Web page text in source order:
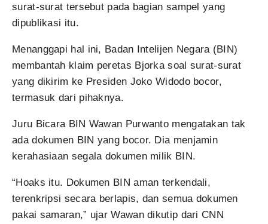
surat-surat tersebut pada bagian sampel yang
dipublikasi itu.
Menanggapi hal ini, Badan Intelijen Negara (BIN)
membantah klaim peretas Bjorka soal surat-surat
yang dikirim ke Presiden Joko Widodo bocor,
termasuk dari pihaknya.
Juru Bicara BIN Wawan Purwanto mengatakan tak
ada dokumen BIN yang bocor. Dia menjamin
kerahasiaan segala dokumen milik BIN.
“Hoaks itu. Dokumen BIN aman terkendali,
terenkripsi secara berlapis, dan semua dokumen
pakai samaran,” ujar Wawan dikutip dari CNN